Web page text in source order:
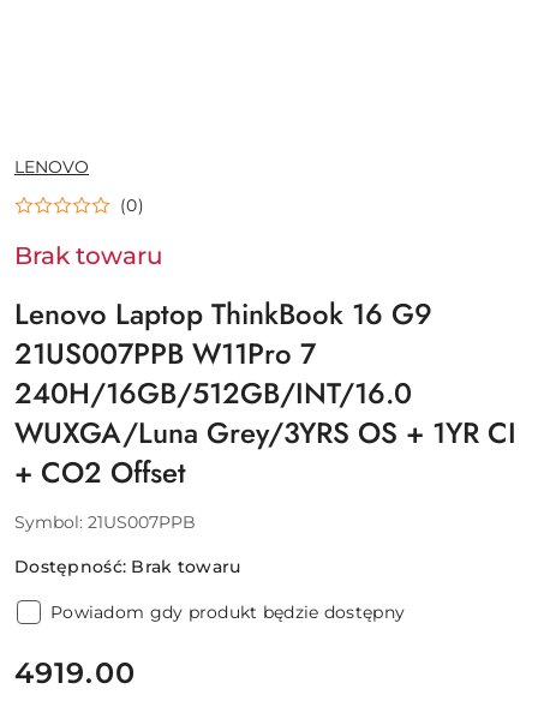
NAZWA
PRODUCENTA:
LENOVO
(0)
Brak towaru
Lenovo Laptop ThinkBook 16 G9
21US007PPB W11Pro 7
240H/16GB/512GB/INT/16.0
WUXGA/Luna Grey/3YRS OS + 1YR CI
+ CO2 Offset
Symbol: 21US007PPB
Dostępność: Brak towaru
Powiadom gdy produkt będzie dostępny
cena:
4919.00